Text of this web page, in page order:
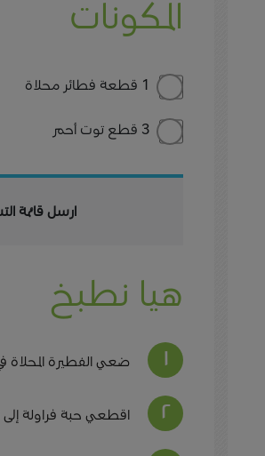
المكونات
1 قطعة فطائر محلاة
3 قطع توت أحمر
ارسل قائمة
هيا نطبخ
ضعي الفطيرة المحلاة
اقطعي حبة فراولة